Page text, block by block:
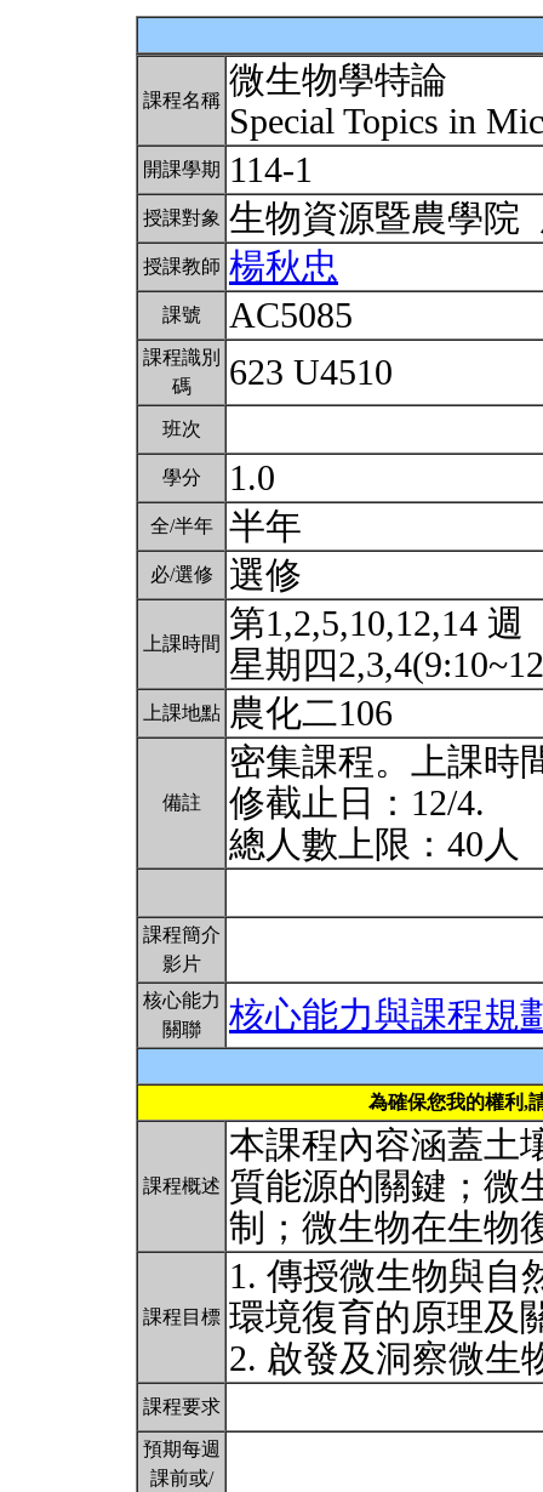
課程名稱 微生物學特論
Special Topics in
開課學期 114-1
授課對象 生物資源暨農學
授課教師 楊秋忠
課號 AC5085
課程識別
碼
623 U4510
班次
學分 1.0
全/半年 半年
必/選修 選修
上課時間 第1,2,5,10,12,14 週
星期四
上課地點 農化二106
備註
密集課程。上課時
修截止日：12/4.
總人數上限：40人
課程簡介
影片
核心能力
關聯
核心能力與課程規
為確保您我的權利,
課程概述
本課程內容涵蓋土
質能源的關鍵；微
制；微生物在生物
課程目標
1. 傳授微生物與自
環境復育的原理及
2. 啟發及洞察微生
課程要求
預期每週
課前或/